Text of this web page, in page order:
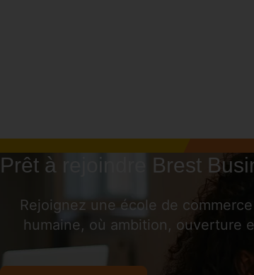
Prêt à rejoindre Brest
Rejoignez une école de
humaine, où ambition, ouverture